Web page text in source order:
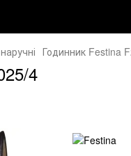
Годинник Festina
4